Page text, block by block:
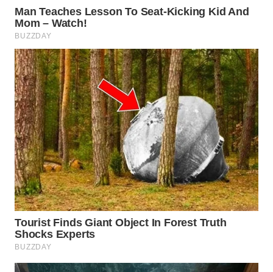
WN
KEPULAUAN
SERIBU
WN
TANGERANG
WN
BINJAI
WN
CIREBON
WN
INDRAMAYU
WN
KUNINGAN